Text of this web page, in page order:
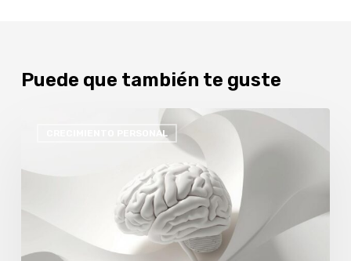
Puede que también te guste
CRECIMIENTO PERSONAL
HERRAMIENTAS